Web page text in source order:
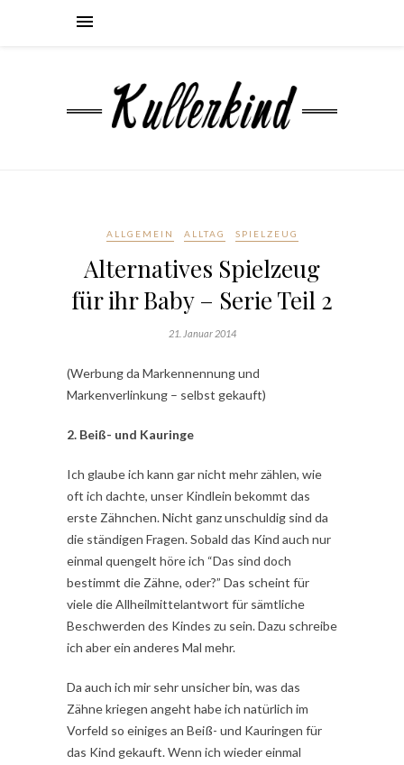
ALLGEMEIN ALLTAG SPIELZEUG
Alternatives Spielzeug
für ihr Baby – Serie Teil 2
21. Januar 2014
(Werbung da Markennennung und
Markenverlinkung – selbst gekauft)
2. Beiß- und Kauringe
Ich glaube ich kann gar nicht mehr zählen, wie
oft ich dachte, unser Kindlein bekommt das
erste Zähnchen. Nicht ganz unschuldig sind da
die ständigen Fragen. Sobald das Kind auch nur
einmal quengelt höre ich “Das sind doch
bestimmt die Zähne, oder?” Das scheint für
viele die Allheilmittelantwort für sämtliche
Beschwerden des Kindes zu sein. Dazu schreibe
ich aber ein anderes Mal mehr.
Da auch ich mir sehr unsicher bin, was das
Zähne kriegen angeht habe ich natürlich im
Vorfeld so einiges an Beiß- und Kauringen für
das Kind gekauft. Wenn ich wieder einmal